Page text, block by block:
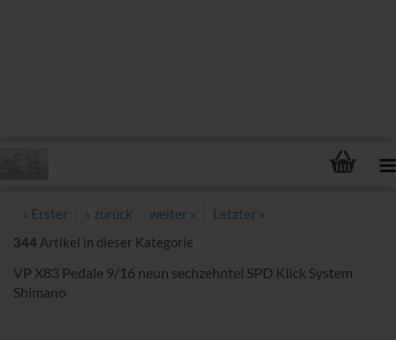
« Erster « zurück weiter »
Letzter »
344 Artikel in dieser Kategorie
VP X83 Pedale 9/16 neun sechzehntel SPD Klick System
Shimano